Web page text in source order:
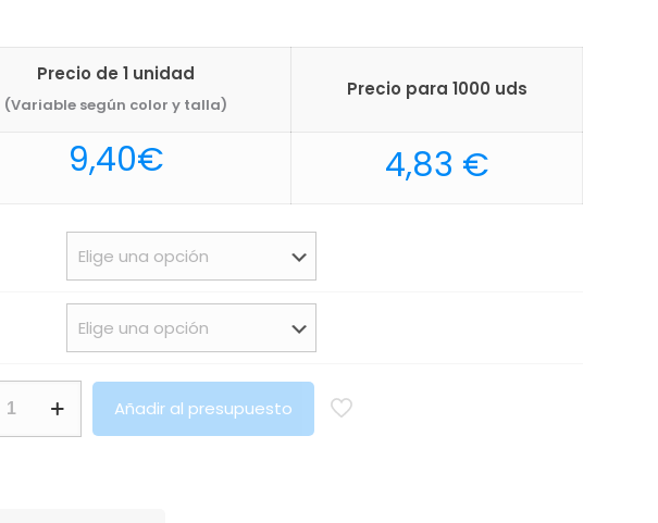
Precio de 1 unidad
(Variable según color y talla)
Precio para 1000 uds
9,40€ 4,83 €
Añadir al presupuesto